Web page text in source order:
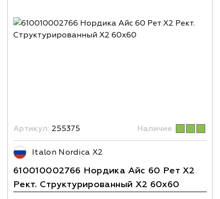
Артикул: 255375 Наличие
Italon Nordica X2
610010002766 Нордика Айс 60 Рет X2
Рект. Структурированный X2 60х60